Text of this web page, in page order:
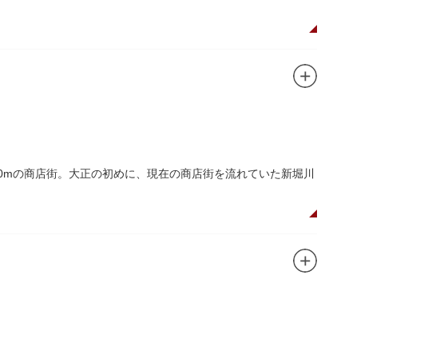
うご利益があるといわれる常香炉（じょうこうろ）が鎮
尊の聖観世音菩薩が祀られており、毎日定時に法要が執り
門、浅草名所七福神のひとつ・大黒天が祀られた影向堂
昼間は約90店舗が軒を連ねる仲見世のお店も閉まり、シャ
スポットにもおすすめです。昼間と比べて人が少なくゆっ
の商店街。大正の初めに、現在の商店街を流れていた新堀川
、調理衣装など「食」にまつわる約170軒の専門店が集まる個
店舗がおすすめ商品や掘り出しものを販売。また、年ごとに